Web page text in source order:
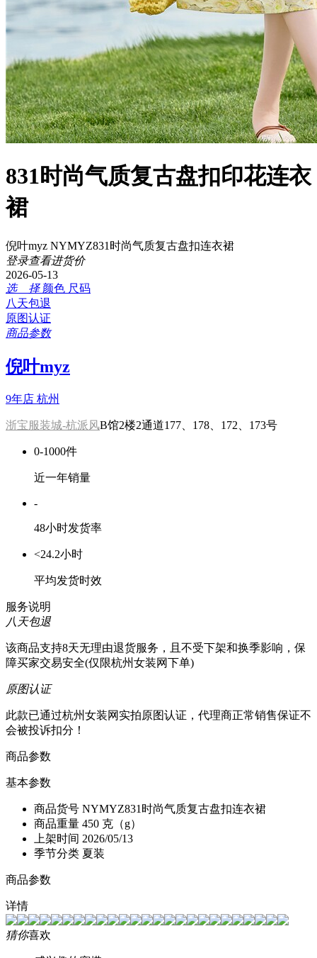
831时尚气质复古盘扣印花连衣
裙
倪叶myz NYMYZ831时尚气质复古盘扣连衣裙
登录查看进货价
2026-05-13
选 择 颜色 尺码
八天包退
原图认证
商品参数
倪叶myz
9年店 杭州
浙宝服装城-杭派风B馆2楼2通道177、178、172、173号
0-1000件
近一年销量
-
48小时发货率
<24.2小时
平均发货时效
服务说明
八天包退
该商品支持8天无理由退货服务，且不受下架和换季影响，保
障买家交易安全(仅限杭州女装网下单)
原图认证
此款已通过杭州女装网实拍原图认证，代理商正常销售保证不
会被投诉扣分！
商品参数
基本参数
商品货号 NYMYZ831时尚气质复古盘扣连衣裙
商品重量 450 克（g）
上架时间 2026/05/13
季节分类 夏装
商品参数
详情
猜你喜欢